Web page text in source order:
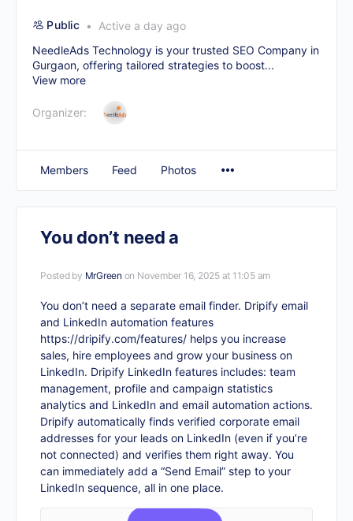
Public
Active a day ago
NeedleAds Technology is your trusted SEO Company in
Gurgaon, offering tailored strategies to boost...
View more
Organizer:
Members Feed Photos
You don’t need a
Posted by MrGreen on November 16, 2025 at 11:05 am
You don’t need a separate email finder. Dripify email
and LinkedIn automation features
https://dripify.com/features/ helps you increase
sales, hire employees and grow your business on
LinkedIn. Dripify LinkedIn features includes: team
management, profile and campaign statistics
analytics and LinkedIn and email automation actions.
Dripify automatically finds verified corporate email
addresses for your leads on LinkedIn (even if you’re
not connected) and verifies them right away. You
can immediately add a “Send Email” step to your
LinkedIn sequence, all in one place.